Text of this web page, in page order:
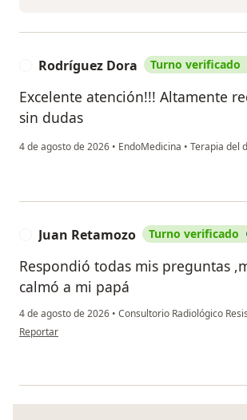
Rodríguez Dora Turno verificado
Excelente atención!!! Altamente
sin dudas
4 de agosto de 2026 • EndoMedicina • Terapia del
Juan Retamozo Turno verificado
Respondió todas mis preguntas
calmó a mi papá
4 de agosto de 2026 • Consultorio Radiológico
en opinión del usuario Juan Retamozo
Reportar